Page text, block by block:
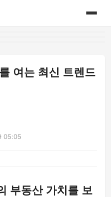
여는 최신 트렌드
05:05
부동산 가치를 보